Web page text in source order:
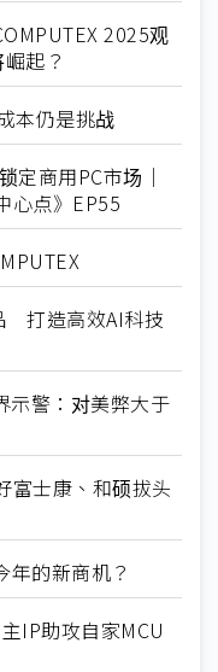
2025观
起？
本仍是挑战
定商用PC市场｜
心点》EP55
打造高效AI科技
警：对美弊大于
士康、和硕拔头
年的新商机？
IP助攻自家MCU